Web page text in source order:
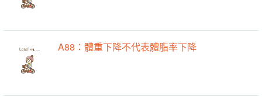
A88：體重下降不代表體脂率下降